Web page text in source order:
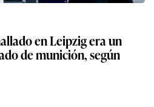
en Leipzig era un
de munición, según